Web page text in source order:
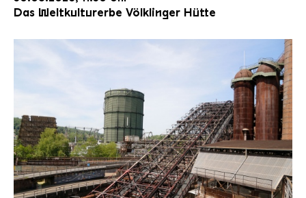
Das Weltkulturerbe Völklinger Hütte